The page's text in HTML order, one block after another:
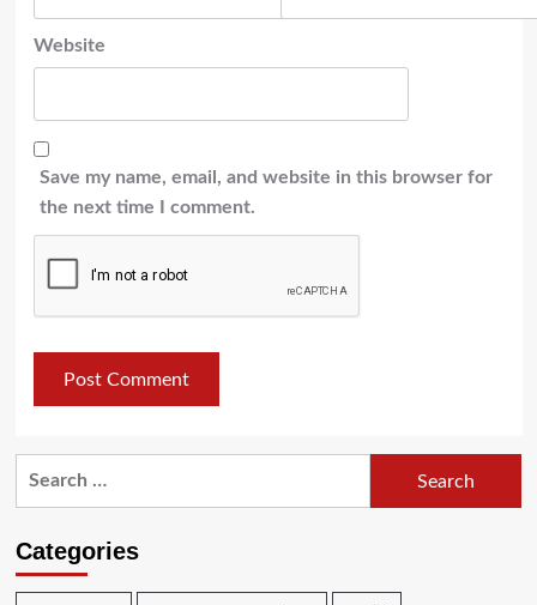
Website
Save my name, email, and website in this browser for
the next time I comment.
Categories